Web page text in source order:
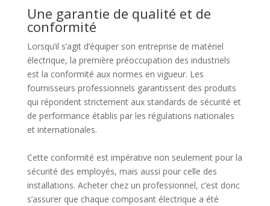
Une garantie de qualité et de
conformité
Lorsqu’il s’agit d’équiper son entreprise de matériel
électrique, la première préoccupation des industriels
est la conformité aux normes en vigueur. Les
fournisseurs professionnels garantissent des produits
qui répondent strictement aux standards de sécurité et
de performance établis par les régulations nationales
et internationales.
Cette conformité est impérative non seulement pour la
sécurité des employés, mais aussi pour celle des
installations. Acheter chez un professionnel, c’est donc
s’assurer que chaque composant électrique a été